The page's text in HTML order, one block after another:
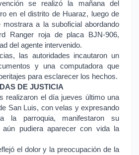
se realizó la mañana del
en el distrito de Huaraz, luego de
a la suboficial abordando
Ranger roja de placa BJN-906,
del agente intervenido.
las autoridades incautaron un
y una computadora que
para esclarecer los hechos.
DE JUSTICIA
realizaron el día jueves último una
San Luis, con velas y expresando
la parroquia, manifestaron su
pudiera aparecer con vida la
el dolor y la preocupación de la